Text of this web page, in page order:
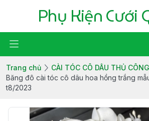
Phụ Kiện Cưới
Trang chủ
CÀI TÓC CÔ DÂU THỦ CÔNG
Băng đô cài tóc cô dâu hoa hồng trắng
t8/2023